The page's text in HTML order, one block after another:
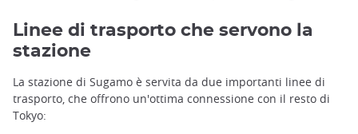
Linee di trasporto che servono la
stazione
La stazione di Sugamo è servita da due importanti linee di
trasporto, che offrono un'ottima connessione con il resto di
Tokyo: